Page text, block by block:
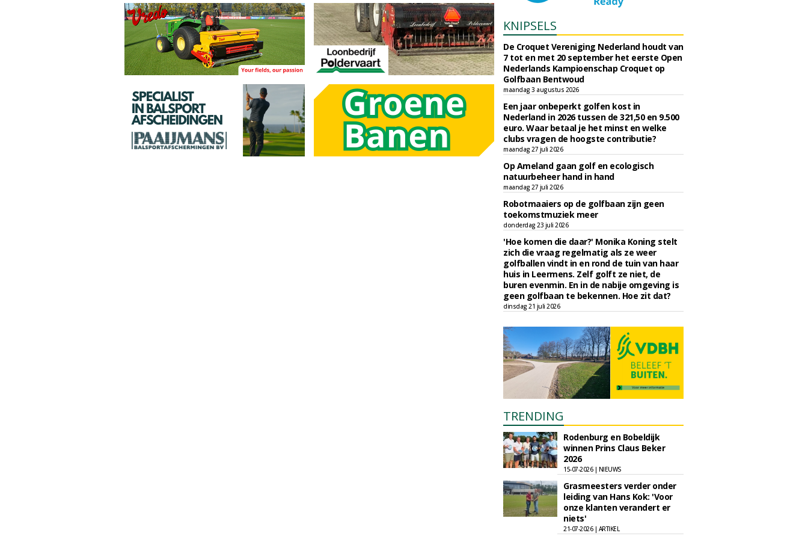
KNIPSELS
De Croquet Vereniging Nederland houdt van
7 tot en met 20 september het eerste Open
Nederlands Kampioenschap Croquet op
Golfbaan Bentwoud
maandag 3 augustus 2026
Een jaar onbeperkt golfen kost in
Nederland in 2026 tussen de 321,50 en 9.500
euro. Waar betaal je het minst en welke
clubs vragen de hoogste contributie?
maandag 27 juli 2026
Op Ameland gaan golf en ecologisch
natuurbeheer hand in hand
maandag 27 juli 2026
Robotmaaiers op de golfbaan zijn geen
toekomstmuziek meer
donderdag 23 juli 2026
'Hoe komen die daar?' Monika Koning stelt
zich die vraag regelmatig als ze weer
golfballen vindt in en rond de tuin van haar
huis in Leermens. Zelf golft ze niet, de
buren evenmin. En in de nabije omgeving is
geen golfbaan te bekennen. Hoe zit dat?
dinsdag 21 juli 2026
TRENDING
Rodenburg en Bobeldijk
winnen Prins Claus Beker
2026
15-07-2026 | NIEUWS
Grasmeesters verder onder
leiding van Hans Kok: 'Voor
onze klanten verandert er
niets'
21-07-2026 | ARTIKEL